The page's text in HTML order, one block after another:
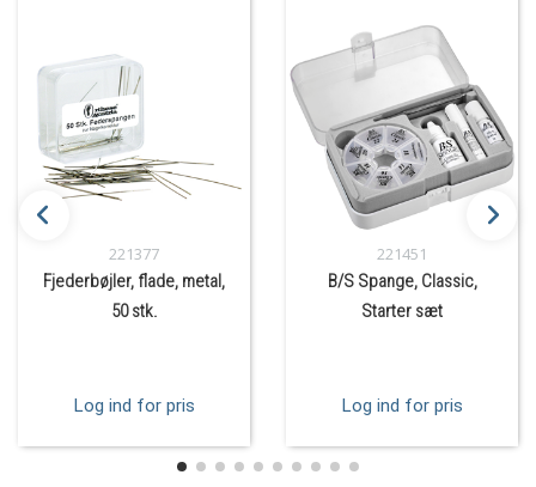
221377
Fjederbøjler, flade, metal,
50 stk.
Log ind for pris
221451
B/S Spange, Classic,
Starter sæt
Log ind for pris